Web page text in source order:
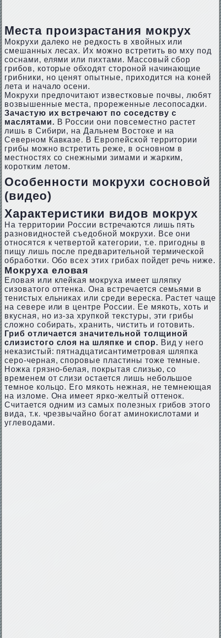
Места произрастания мокрух
Мокрухи далеко не редкость в хвойных или
смешанных лесах. Их можно встретить во мху под
соснами, елями или пихтами. Массовый сбор
грибов, которые обходят стороной начинающие
грибники, но ценят опытные, приходится на коней
лета и начало осени.
Мокрухи предпочитают известковые почвы, любят
возвышенные места, прореженные лесопосадки.
Зачастую их встречают по соседству с
маслятами. В России они повсеместно растет
лишь в Сибири, на Дальнем Востоке и на
Северном Кавказе. В Европейской территории
грибы можно встретить реже, в основном в
местностях со снежными зимами и жарким,
коротким летом.
Особенности мокрухи сосновой
(видео)
Характеристики видов мокрух
На территории России встречаются лишь пять
разновидностей съедобной мокрухи. Все они
относятся к четвертой категории, т.е. пригодны в
пищу лишь после предварительной термической
обработки. Обо всех этих грибах пойдет речь ниже.
Мокруха еловая
Еловая или клейкая мокруха имеет шляпку
сизоватого оттенка. Она встречается семьями в
тенистых ельниках или среди вереска. Растет чаще
на севере или в центре России. Ее мякоть, хоть и
вкусная, но из-за хрупкой текстуры, эти грибы
сложно собирать, хранить, чистить и готовить.
Гриб отличается значительной толщиной
слизистого слоя на шляпке и спор. Вид у него
неказистый: пятнадцатисантиметровая шляпка
серо-черная, споровые пластины тоже темные.
Ножка грязно-белая, покрытая слизью, со
временем от слизи остается лишь небольшое
темное кольцо. Его мякоть нежная, не темнеющая
на изломе. Она имеет ярко-желтый оттенок.
Считается одним из самых полезных грибов этого
вида, т.к. чрезвычайно богат аминокислотами и
углеводами.